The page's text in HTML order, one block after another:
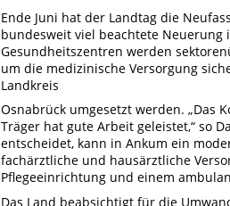
Ende Juni hat der Landtag die
bundesweit viel beachtete
Gesundheitszentren werden
um die medizinische Versorgung
Landkreis
Osnabrück umgesetzt werden. „Das
Träger hat gute Arbeit geleistet,“ so
entscheidet, kann in Ankum ein
fachärztliche und hausärztliche
Pflegeeinrichtung und einem
Das Land beabsichtigt für die